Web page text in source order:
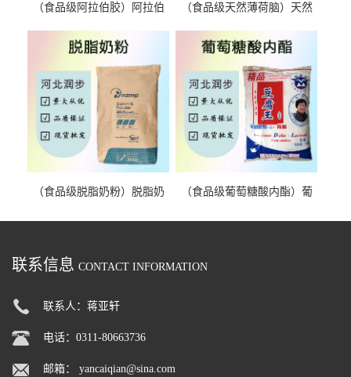
（食品级阿拉伯胶）阿拉伯
（食品级天然薄荷脑）天然
（食品级脱脂奶粉）脱脂奶
（食品级葡萄糖酸内酯）葡
联系信息 CONTACT INFORMATION
联系人：蒋亚轩
电话：0311-80663736
邮箱： yancaiqian@sina.com